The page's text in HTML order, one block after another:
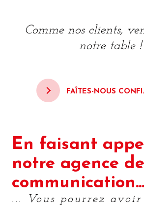
Comme nos clients,
notre table !
FAÎTES-NOUS
En faisant
notre agence de
communication...
... Vous pourrez avoir